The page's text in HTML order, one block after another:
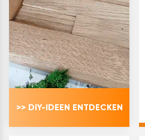
>> DIY-IDEEN ENTDECKEN